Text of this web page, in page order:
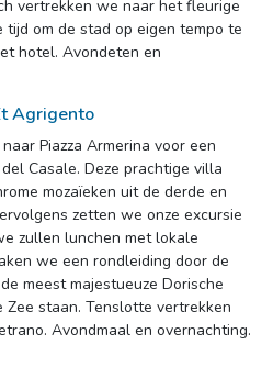
vertrekken we naar het fleurige
tijd om de stad op eigen tempo te
hotel. Avondeten en
Agrigento
Piazza Armerina voor een
Casale. Deze prachtige villa
mozaïeken uit de derde en
zetten we onze excursie
zullen lunchen met lokale
we een rondleiding door de
meest majestueuze Dorische
staan. Tenslotte vertrekken
Avondmaal en overnachting.